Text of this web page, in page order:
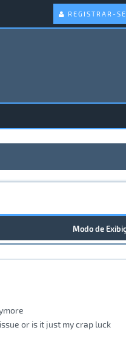
REGISTRAR-SE
Modo de
or is it just my crap luck